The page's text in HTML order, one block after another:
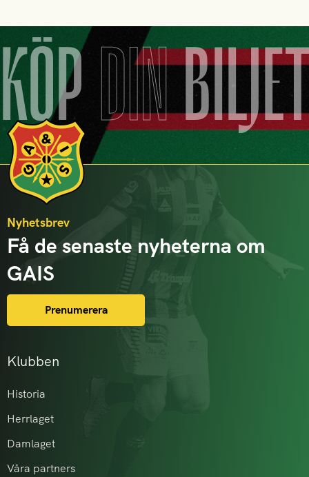
KÖPDIN
Klubben
Historia
Herrlaget
Damlaget
Våra partners
Nyhetsbrev
Få de senaste nyheterna om
GAIS
Prenumerera